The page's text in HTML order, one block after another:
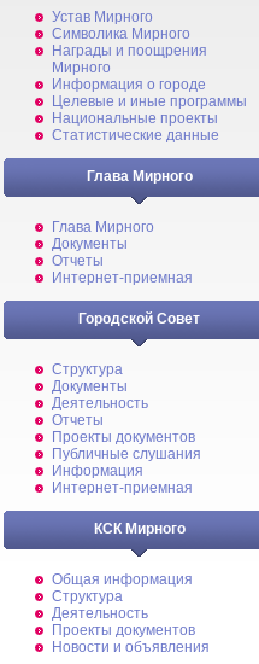
Устав Мирного
Символика Мирного
Награды и поощрения
Мирного
Информация о городе
Целевые и иные программы
Национальные проекты
Статистические данные
Глава Мирного
Глава Мирного
Документы
Отчеты
Интернет-приемная
Городской Совет
Структура
Документы
Деятельность
Отчеты
Проекты документов
Публичные слушания
Информация
Интернет-приемная
КСК Мирного
Общая информация
Структура
Деятельность
Проекты документов
Новости и объявления